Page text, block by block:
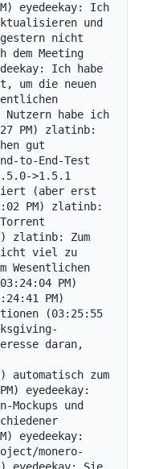
eyedeekay: Ich
und
nicht
Meeting
Ich habe
um die neuen
Nutzern habe ich
PM) zlatinb:
gut
to-End-Test
>1.5.1
(aber erst
PM) zlatinb:
zlatinb: Zum
viel zu
PM)
PM)
(03:25:55
daran,
automatisch zum
eyedeekay:
und
eyedeekay:
monero-